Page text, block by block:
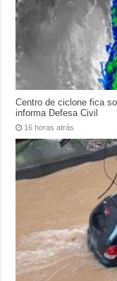
Centro de ciclone fica
informa Defesa Civil
16 horas atrás